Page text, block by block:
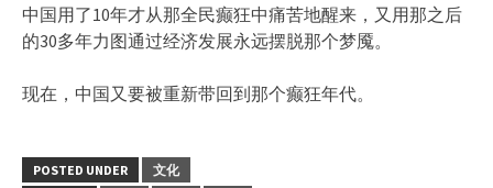
中国用了10年才从那全民癫狂中痛苦地醒来，又用那之后
的30多年力图通过经济发展永远摆脱那个梦魇。
现在，中国又要被重新带回到那个癫狂年代。
POSTED UNDER
文化